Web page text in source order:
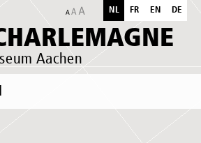
Aachen
NL FR EN DE